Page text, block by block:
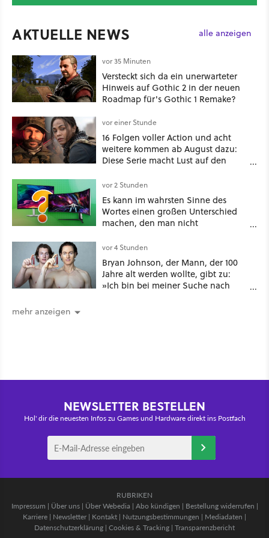
AKTUELLE NEWS alle anzeigen
vor 35 Minuten
Versteckt sich da ein unerwarteter
Hinweis auf Gothic 2 in der neuen
Roadmap für's Gothic 1 Remake?
vor einer Stunde
16 Folgen voller Action und acht
weitere kommen ab August dazu:
Diese Serie macht Lust auf den
vor 2 Stunden
Es kann im wahrsten Sinne des
Wortes einen großen Unterschied
machen, den man nicht
Seitenverhältnis seid ihr unterwegs?
vor 4 Stunden
Bryan Johnson, der Mann, der 100
Jahre alt werden wollte, gibt zu:
»Ich bin bei meiner Suche nach
mehr anzeigen
NEWSLETTER BESTELLEN
Hol' dir die neuesten Infos zu Games und Hardware direkt ins Postfach
RUBRIKEN
Impressum | Über uns| Über Webedia | Abo kündigen | Bestellung widerrufen |
Karriere | Newsletter | Kontakt | Nutzungsbestimmungen | Mediadaten |
Datenschutzerklärung | Cookies & Tracking | Transparenzbericht